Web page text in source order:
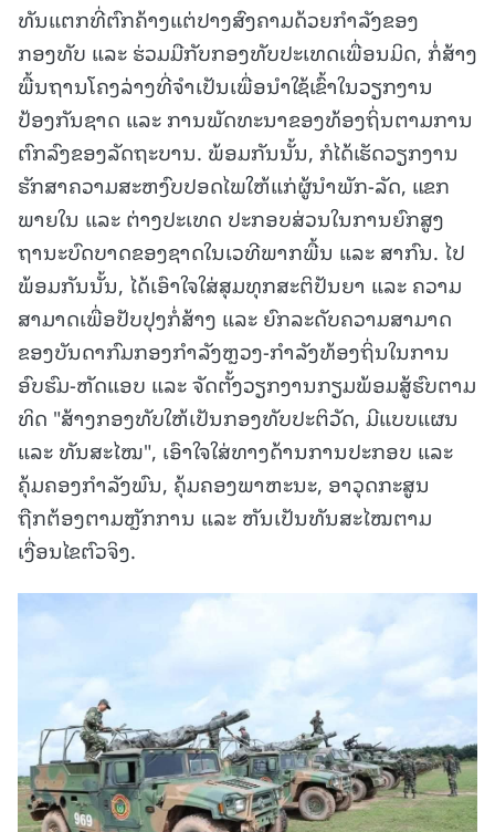
ທັນແຕກທີ່ຕົກຄ້າງແຕ່ປາງສົງຄາມດ້ວຍກຳລັງຂອງ
ກອງທັບ ແລະ ຮ່ວມມືກັບກອງທັບປະເທດເພື່ອນມິດ, ກໍ່ສ້າງ
ພື້ນຖານໂຄງລ່າງທີ່ຈໍາເປັນເພື່ອນໍາໃຊ້ເຂົ້າໃນວຽກງານ
ປ້ອງກັນຊາດ ແລະ ການພັດທະນາຂອງທ້ອງຖິ່ນຕາມການ
ຕົກລົງຂອງລັດຖະບານ. ພ້ອມກັນນັ້ນ, ກໍໄດ້ເຮັດວຽກງານ
ຮັກສາຄວາມສະຫງົບປອດໄພໃຫ້ແກ່ຜູ້ນໍາພັກ-ລັດ, ແຂກ
ພາຍໃນ ແລະ ຕ່າງປະເທດ ປະກອບສ່ວນໃນການຍົກສູງ
ຖານະບົດບາດຂອງຊາດໃນເວທີພາກພື້ນ ແລະ ສາກົນ. ໄປ
ພ້ອມກັນນັ້ນ, ໄດ້ເອົາໃຈໃສ່ສຸມທຸກສະຕິປັນຍາ ແລະ ຄວາມ
ສາມາດເພື່ອປັບປຸງກໍ່ສ້າງ ແລະ ຍົກລະດັບຄວາມສາມາດ
ຂອງບັນດາກົມກອງກໍາລັງຫຼວງ-ກໍາລັງທ້ອງຖິ່ນໃນການ
ອົບຮົມ-ຫັດແອບ ແລະ ຈັດຕັ້ງວຽກງານກຽມພ້ອມສູ້ຮົບຕາມ
ທິດ "ສ້າງກອງທັບໃຫ້ເປັນກອງທັບປະຕິວັດ, ມີແບບແຜນ
ແລະ ທັນສະໄໝ", ເອົາໃຈໃສ່ທາງດ້ານການປະກອບ ແລະ
ຄຸ້ມຄອງກໍາລັງພົນ, ຄຸ້ມຄອງພາຫະນະ, ອາວຸດກະສູນ
ຖືກຕ້ອງຕາມຫຼັກການ ແລະ ຫັນເປັນທັນສະໄໝຕາມ
ເງື່ອນໄຂຕົວຈິງ.